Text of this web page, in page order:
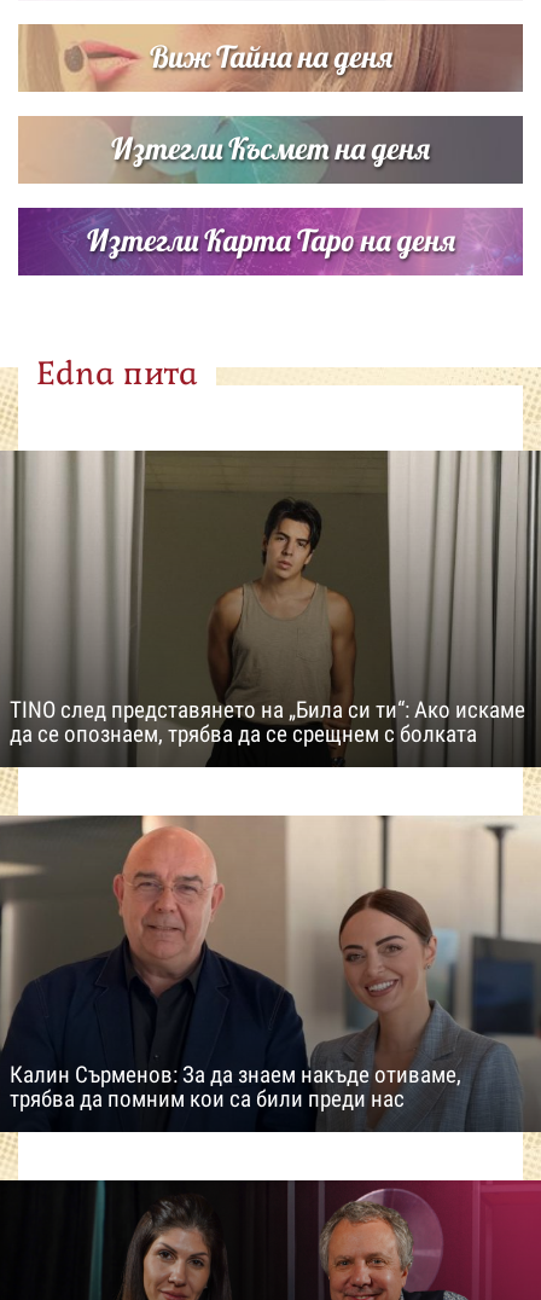
Виж Тайна на деня
Изтегли Късмет на деня
Изтегли Карта Таро на деня
Edna пита
TINO след представянето на „Била си ти“: Ако искаме
да се опознаем, трябва да се срещнем с болката
Калин Сърменов: За да знаем накъде отиваме,
трябва да помним кои са били преди нас